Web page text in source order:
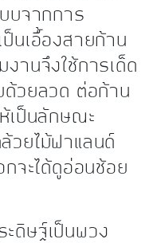
บจากการ
นเอื้องสายก้าน
านจึงใช้การเด็ด
ด้วยลวด ต่อก้าน
เป็นลักษณะ
วยไม้ฟาแลนด์
กจะได้ดูอ่อนช้อย
ดิษฐ์เป็นพวง